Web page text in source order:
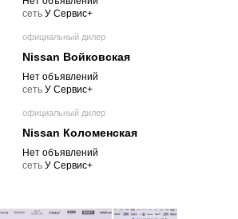
cеть У Сервис+
официальный дилер
Nissan Войковская
Нет объявлений
cеть У Сервис+
официальный дилер
Nissan Коломенская
Нет объявлений
cеть У Сервис+